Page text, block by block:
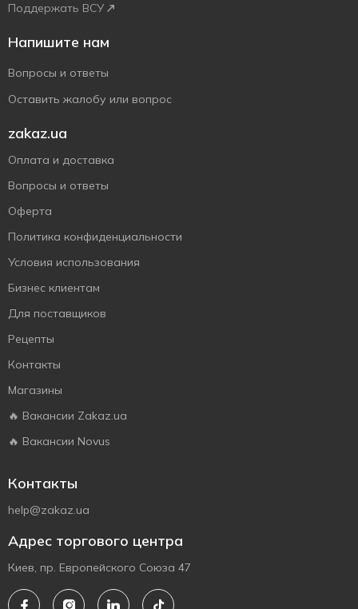
Поддержать ВСУ
Напишите нам
Вопросы и ответы
Оставить жалобу или вопрос
zakaz.ua
Оплата и доставка
Вопросы и ответы
Оферта
Политика конфиденциальности
Условия использования
Бизнес клиентам
Для поставщиков
Рецепты
Контакты
Магазины
🔥 Вакансии Zakaz.ua
🔥 Вакансии Novus
Контакты
help@zakaz.ua
Адрес торгового центра
Киев, пр. Европейского Союза 47